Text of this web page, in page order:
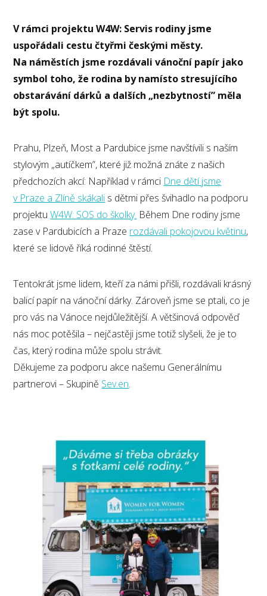
V rámci projektu W4W: Servis rodiny jsme
uspořádali cestu čtyřmi českými městy.
Na náměstích jsme rozdávali vánoční papír jako
symbol toho, že rodina by namísto stresujícího
obstarávání dárků a dalších „nezbytností” měla
být spolu.
Prahu, Plzeň, Most a Pardubice jsme navštívili s naším
stylovým „autíčkem”, které již možná znáte z našich
předchozích akcí: Například v rámci Dne dětí jsme
v Praze a Zlíně skákali s dětmi přes švihadlo na podporu
projektuW4W: SOS do školky. Během Dne rodiny jsme
zase v Pardubicích a Praze rozdávali pokojovou květinu,
které se lidově říká rodinné štěstí.
Tentokrát jsme lidem, kteří za námi přišli, rozdávali krásný
balicí papír na vánoční dárky. Zároveň jsme se ptali, co je
pro vás na Vánoce nejdůležitější. A většinová odpověď
nás moc potěšila – nejčastěji jsme totiž slyšeli, že je to
čas, který rodina může spolu strávit.
Děkujeme za podporu akce našemu Generálnímu
partnerovi – Skupině Sev.en.